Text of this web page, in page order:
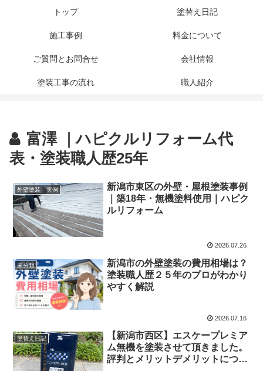
トップ 塗替え日記
施工事例 料金について
ご質問とお問合せ 会社情報
塗装工事の流れ 職人紹介
富澤 ｜ハピクルリフォーム代
表・塗装職人歴25年
外壁塗装 実例
新潟市東区の外壁・屋根塗装事例
｜築18年・無機塗料使用｜ハピク
ルリフォーム
2026.07.26
未分類
新潟市の外壁塗装の費用相場は？
塗装職人歴２５年のプロがわかり
やすく解説
2026.07.16
塗替え日記
【新潟市西区】エスケープレミア
ム無機を塗装させて頂きました。
評判とメリットデメリットについ